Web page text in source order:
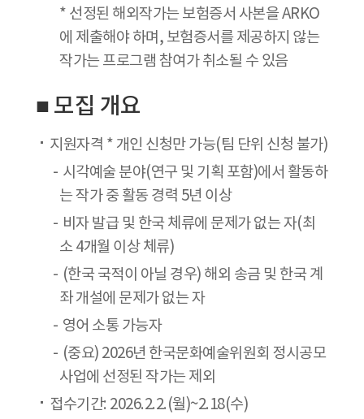
* 선정된 해외작가는 보험증서 사본을 ARKO
에 제출해야 하며, 보험증서를 제공하지 않는
작가는 프로그램 참여가 취소될 수 있음
■ 모집 개요
지원자격 * 개인 신청만 가능(팀 단위 신청 불가)
시각예술 분야(연구 및 기획 포함)에서 활동하
는 작가 중 활동 경력 5년 이상
비자 발급 및 한국 체류에 문제가 없는 자(최
소 4개월 이상 체류)
(한국 국적이 아닐 경우) 해외 송금 및 한국 계
좌 개설에 문제가 없는 자
영어 소통 가능자
(중요) 2026년 한국문화예술위원회 정시공모
사업에 선정된 작가는 제외
접수기간: 2026.2.2.(월)~2.18(수)